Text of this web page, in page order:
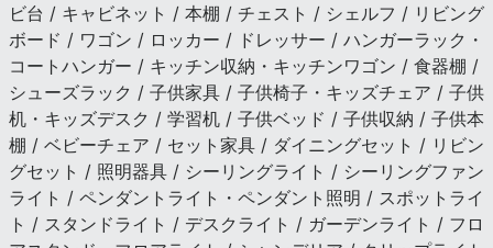
ビ台 / キャビネット / 本棚 / チェスト / シェルフ / リビング
ボード / ワゴン / ロッカー / ドレッサー / ハンガーラック・
コートハンガー / キッチン収納・キッチンワゴン / 食器棚 /
シューズラック / 子供家具 / 子供椅子・キッズチェア / 子供
机・キッズデスク / 学習机 / 子供ベッド / 子供収納 / 子供本
棚 / ベビーチェア / セット家具 / ダイニングセット / リビン
グセット / 照明器具 / シーリングライト / シーリングファン
ライト / ペンダントライト・ペンダント照明 / スポットライ
ト / スタンドライト / デスクライト / ガーデンライト / フロ